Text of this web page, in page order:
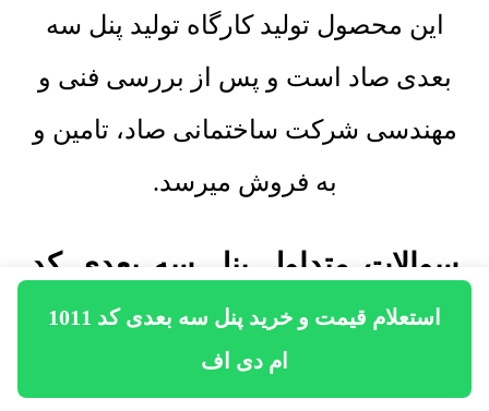
استعلام قیمت و خرید پنل سه بعدی کد 1011
ام دی اف
این محصول تولید کارگاه تولید پنل سه
بعدی صاد است و پس از بررسی فنی و
مهندسی شرکت ساختمانی صاد، تامین و
به فروش میرسد.
سوالات متداول پنل سه بعدی کد
1011 ام دی اف
1. قیمت امروز پنل سه بعدی کد 1011 ام